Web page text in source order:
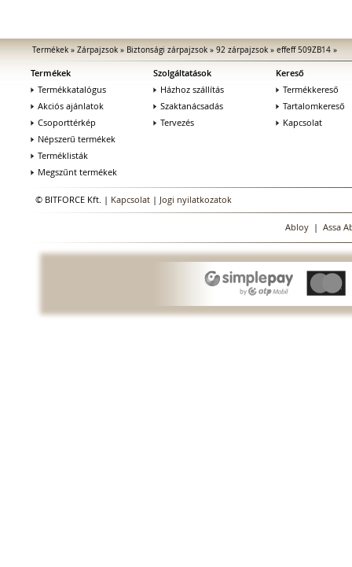
Termékek» Zárpajzsok» Biztonsági zárpajzsok» 92 zárpajzsok» effeff 509ZB14»
Termékek
Termékkatalógus
Akciós ajánlatok
Csoporttérkép
Népszerű termékek
Terméklisták
Megszűnt termékek
Szolgáltatások
Házhoz szállítás
Szaktanácsadás
Tervezés
Kereső
Termékkereső
Tartalomkereső
Kapcsolat
© BITFORCE Kft. | Kapcsolat | Jogi nyilatkozatok
Abloy| Assa